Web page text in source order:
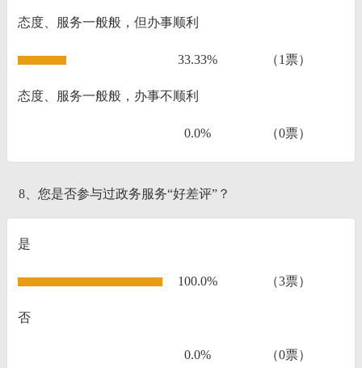
态度、服务一般般，但办事顺利
33.33% （1票）
态度、服务一般般，办事不顺利
0.0% （0票）
8、您是否参与过政务服务“好差评”？
是
100.0% （3票）
否
0.0% （0票）